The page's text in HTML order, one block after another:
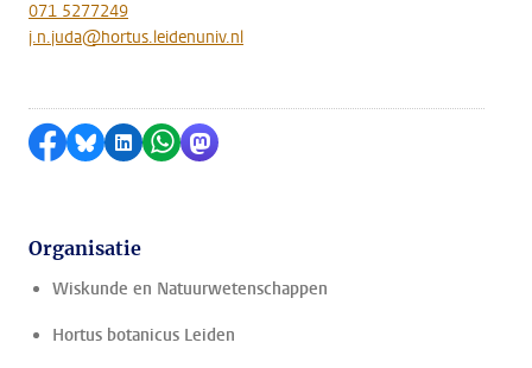
071 5277249
j.n.juda@hortus.leidenuniv.nl
Delen op Facebook
Delen via Bluesky
Delen op LinkedIn
Delen via WhatsApp
Delen via Mastodon
Organisatie
Wiskunde en Natuurwetenschappen
Hortus botanicus Leiden